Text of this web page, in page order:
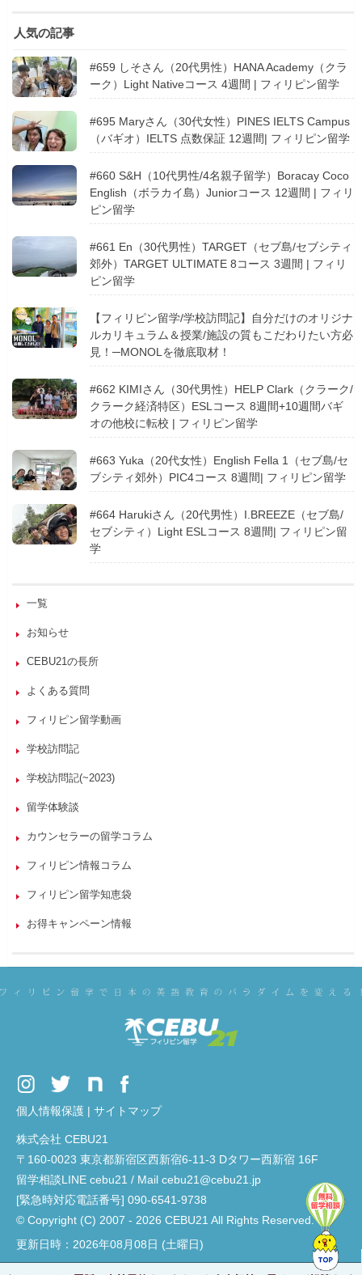
人気の記事
#659 しそさん（20代男性）HANA Academy（クラ
ーク）Light Nativeコース 4週間 | フィリピン留学
#695 Maryさん（30代女性）PINES IELTS Campus
（バギオ）IELTS 点数保証 12週間| フィリピン留学
#660 S&H（10代男性/4名親子留学）Boracay Coco
English（ボラカイ島）Juniorコース 12週間 | フィリ
ピン留学
#661 En（30代男性）TARGET（セブ島/セブシティ
郊外）TARGET ULTIMATE 8コース 3週間 | フィリ
ピン留学
【フィリピン留学/学校訪問記】自分だけのオリジナ
ルカリキュラム＆授業/施設の質もこだわりたい方必
見！─MONOLを徹底取材！
#662 KIMIさん（30代男性）HELP Clark（クラーク/
クラーク経済特区）ESLコース 8週間+10週間バギ
オの他校に転校 | フィリピン留学
#663 Yuka（20代女性）English Fella 1（セブ島/セ
ブシティ郊外）PIC4コース 8週間| フィリピン留学
#664 Harukiさん（20代男性）I.BREEZE（セブ島/
セブシティ）Light ESLコース 8週間| フィリピン留
学
一覧
お知らせ
CEBU21の長所
よくある質問
フィリピン留学動画
学校訪問記
学校訪問記(~2023)
留学体験談
カウンセラーの留学コラム
フィリピン情報コラム
フィリピン留学知恵袋
お得キャンペーン情報
個人情報保護 | サイトマップ
株式会社 CEBU21
〒160-0023 東京都新宿区西新宿6-11-3 Dタワー西新宿 16F
留学相談LINE cebu21 / Mail cebu21@cebu21.jp
[緊急時対応電話番号] 090-6541-9738
© Copyright (C) 2007 - 2026 CEBU21 All Rights Reserved.
更新日時：2026年08月08日 (土曜日)